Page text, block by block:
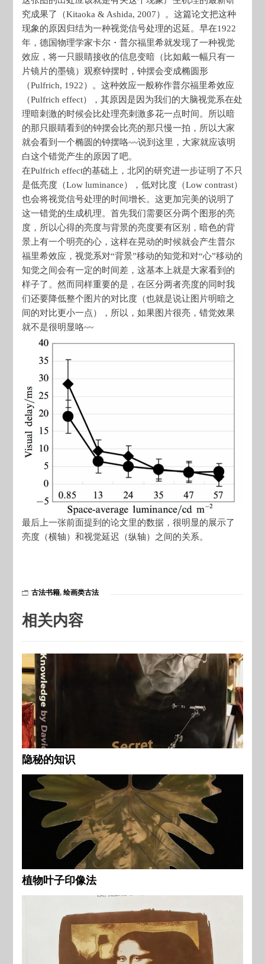
究成果了（Kitaoka & Ashida, 2007）。这篇论文把这种
现象的原因归结为一种视觉信号处理的迟延。早在1922
年，德国物理学家卡尔・普尔福里希就发现了一种视觉
效应，将一只眼睛接收的信息变暗（比如戴一幅只有一
片镜片的墨镜）观察钟摆时，钟摆会变成椭圆形
（Pulfrich, 1922）。这种效应一般称作普尔福里希效应
（Pulfrich effect），其原因是因为我们的大脑视觉系在处
理暗刺激的时候会比处理亮刺激多花一点时间。所以暗
的那只眼睛看到的钟摆会比亮的那只慢一拍，所以大家
就会看到一个椭圆的钟摆咯~~说到这里，大家就应该明
白这个错觉产生的原因了吧。
在Pulfrich effect的基础上，北冈的研究进一步证明了不只
是低亮度（Low luminance），低对比度（Low contrast）
也会将视觉信号处理的时间增长。这更加完美的说明了
这一错觉的生成机理。首先我们需要区分两个图形的亮
度，所以心得的亮度与背景的亮度要有区别，暗色的背
景上有一个明亮的心，这样在晃动的时候就会产生普尔
福里希效应，视觉系对“背景”移动的知觉和对“心”移动的
知觉之间会有一定的时间差，这基本上就是大家看到的
样子了。然而同样重要的是，在区分两者亮度的同时我
们还要降低整个图片的对比度（也就是说让图片明暗之
间的对比更小一点），所以，如果图片很亮，错觉效果
就不是很明显咯~~
最后上一张前面提到的论文里的数据，很明显的展示了
亮度（横轴）和视觉延迟（纵轴）之间的关系。
古法书籍,绘画类古法
相关内容
隐秘的知识
植物叶子印像法